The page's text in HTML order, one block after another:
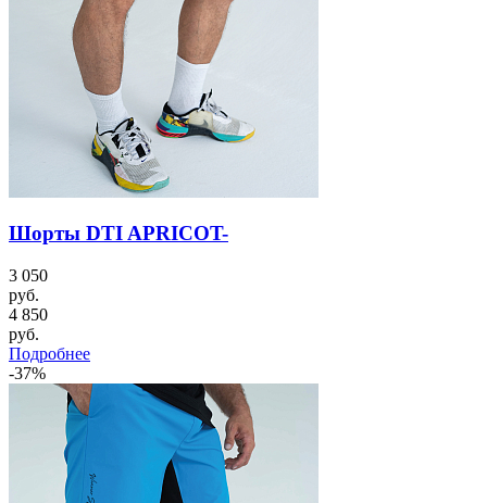
Шорты DTI APRICOT-
3 050
руб.
4 850
руб.
Подробнее
-37%